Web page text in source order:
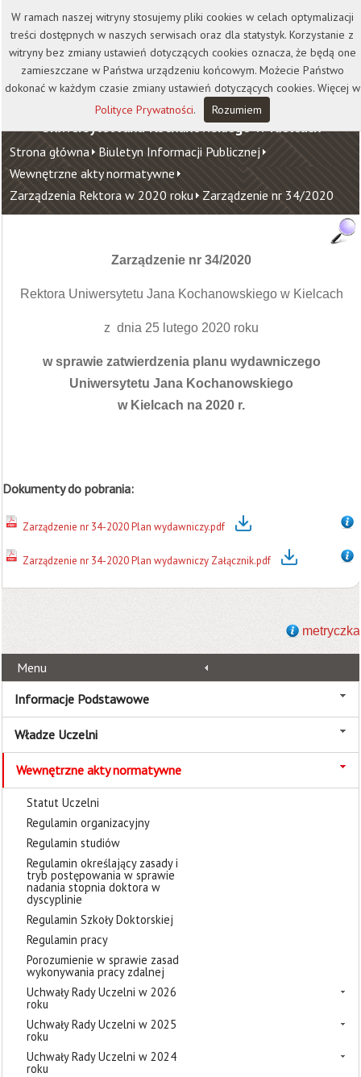
Kontakt Biblioteka
Wydawnictwo
Wirtualna Uczelnia
Uniwersytet Jana Kochanowskiego w Kielcach
Strona główna Biuletyn Informacji Publicznej
Wewnętrzne akty normatywne
Zarządzenia Rektora w 2020 roku Zarządzenie nr 34/2020
Zarządzenie nr 34/2020
Rektora Uniwersytetu Jana Kochanowskiego w Kielcach
z dnia 25 lutego 2020 roku
w sprawie zatwierdzenia planu wydawniczego
Uniwersytetu Jana Kochanowskiego
w Kielcach na 2020 r.
Dokumenty do pobrania:
Zarządzenie nr 34-2020 Plan wydawniczy.pdf
Zarządzenie nr 34-2020 Plan wydawniczy Załącznik.pdf
metryczka
Menu
Informacje Podstawowe
Władze Uczelni
Wewnętrzne akty normatywne
Statut Uczelni
Regulamin organizacyjny
Regulamin studiów
Regulamin określający zasady i
tryb postępowania w sprawie
nadania stopnia doktora w
dyscyplinie
Regulamin Szkoły Doktorskiej
Regulamin pracy
Porozumienie w sprawie zasad
wykonywania pracy zdalnej
Uchwały Rady Uczelni w 2026
roku
Uchwały Rady Uczelni w 2025
roku
Uchwały Rady Uczelni w 2024
roku
W ramach naszej witryny stosujemy pliki cookies w celach optymalizacji
treści dostępnych w naszych serwisach oraz dla statystyk. Korzystanie z
witryny bez zmiany ustawień dotyczących cookies oznacza, że będą one
zamieszczane w Państwa urządzeniu końcowym. Możecie Państwo
dokonać w każdym czasie zmiany ustawień dotyczących cookies. Więcej w
Polityce Prywatności. Rozumiem